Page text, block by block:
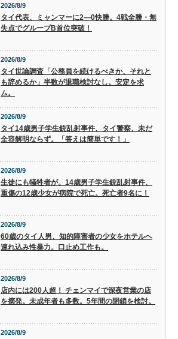
2026/8/9
タイ代表、ミャンマーに2―0快勝。4戦全勝・無
失点でグループB首位突破！
2026/8/9
タイ世論調査「公務員を続けるべきか、それと
も辞めるか」半数が退職検討なし。安定を求
ム。
2026/8/9
タイ14歳男子学生銃乱射事件、タイ警察、未だ
全容解明ならず。「答えは簡単です！」
2026/8/9
生徒にも犠牲者が。14歳男子学生銃乱射事件、
重傷の12歳少女が病院で死亡。死亡者9名に！
2026/8/9
60歳のタイ人男、知的障害者の少女をホテルへ
連れ込み性暴力。口止め工作も。
2026/8/9
店内には200人超！ チェンマイで深夜営業の店
を摘発。未成年者も多数。5年間の閉鎖を検討。
2026/8/9